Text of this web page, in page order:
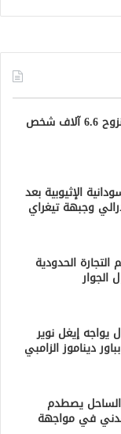
المنظمة الدولية للهجرة: نزوح 6.6 آلاف شخص
الإثيوبية بعد
وجبهة تيغراي
الحدودية
الجوار
يواجه إيغل نوير
ديناموز الزامبي
الساحل يصطدم
مدني في مواجهة